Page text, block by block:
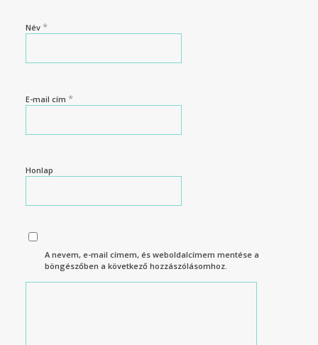
Név *
E-mail cím *
Honlap
A nevem, e-mail címem, és weboldalcímem mentése a
böngészőben a következő hozzászólásomhoz.